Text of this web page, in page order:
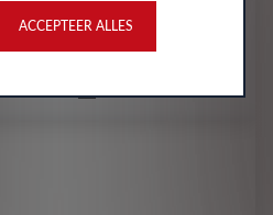
ACCEPTEER ALLES